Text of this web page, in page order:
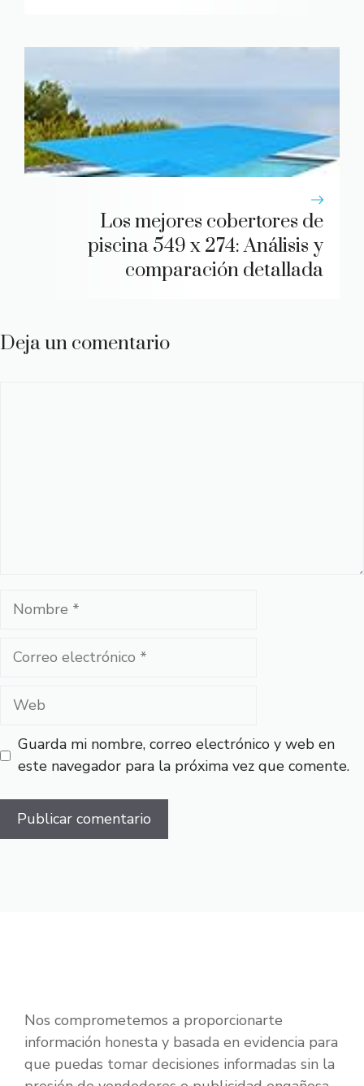
Los mejores cobertores de
piscina 549 x 274: Análisis y
comparación detallada
Deja un comentario
Nombre
Correo
Web
Guarda mi nombre, correo electrónico y web en
este navegador para la próxima vez que comente.
Nos comprometemos a proporcionarte
información honesta y basada en evidencia para
que puedas tomar decisiones informadas sin la